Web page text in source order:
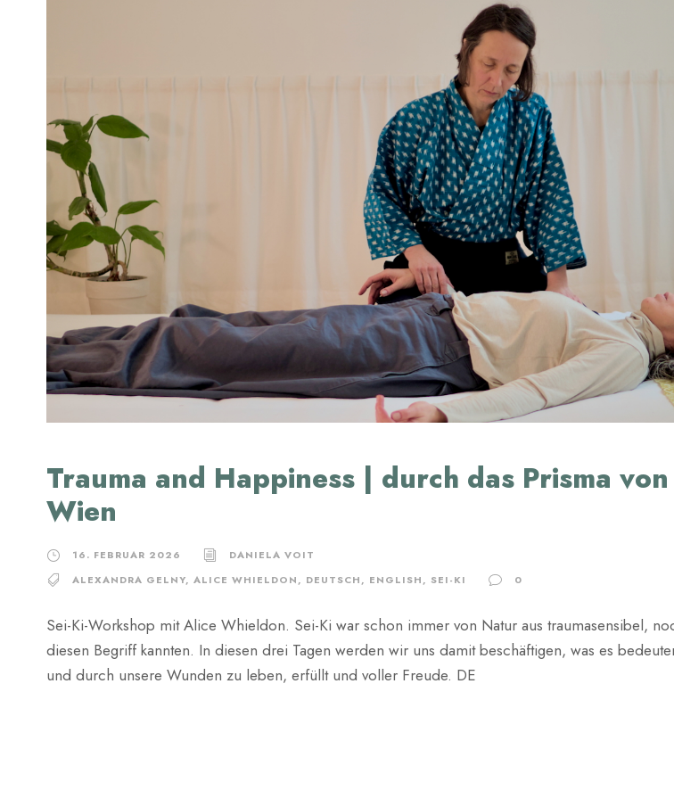
Trauma and Happiness | durch das Prisma
Wien
16. FEBRUAR 2026
DANIELA VOIT
ALEXANDRA GELNY, ALICE WHIELDON, DEUTSCH, ENGLISH, SEI-KI 0
Sei-Ki-Workshop mit Alice Whieldon. Sei-Ki war schon immer von Natur aus traumasensibel,
diesen Begriff kannten. In diesen drei Tagen werden wir uns damit beschäftigen, was es
und durch unsere Wunden zu leben, erfüllt und voller Freude. DE